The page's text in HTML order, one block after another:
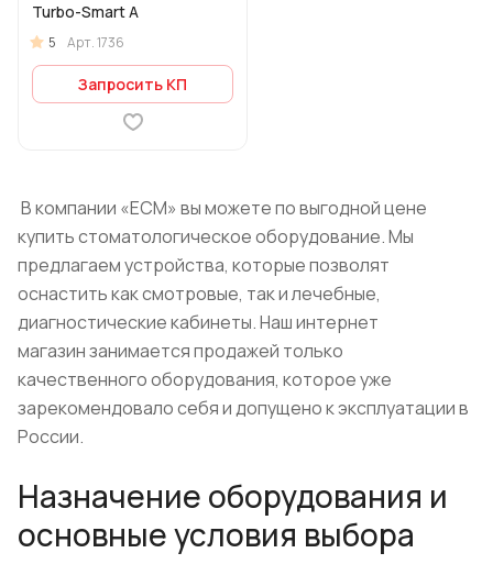
Turbo-Smart А
5 Арт.1736
Запросить КП
В компании «ЕСМ» вы можете по выгодной цене
купить стоматологическое оборудование. Мы
предлагаем устройства, которые позволят
оснастить как смотровые, так и лечебные,
диагностические кабинеты. Наш интернет
магазин занимается продажей только
качественного оборудования, которое уже
зарекомендовало себя и допущено к эксплуатации в
России.
Назначение оборудования и
основные условия выбора